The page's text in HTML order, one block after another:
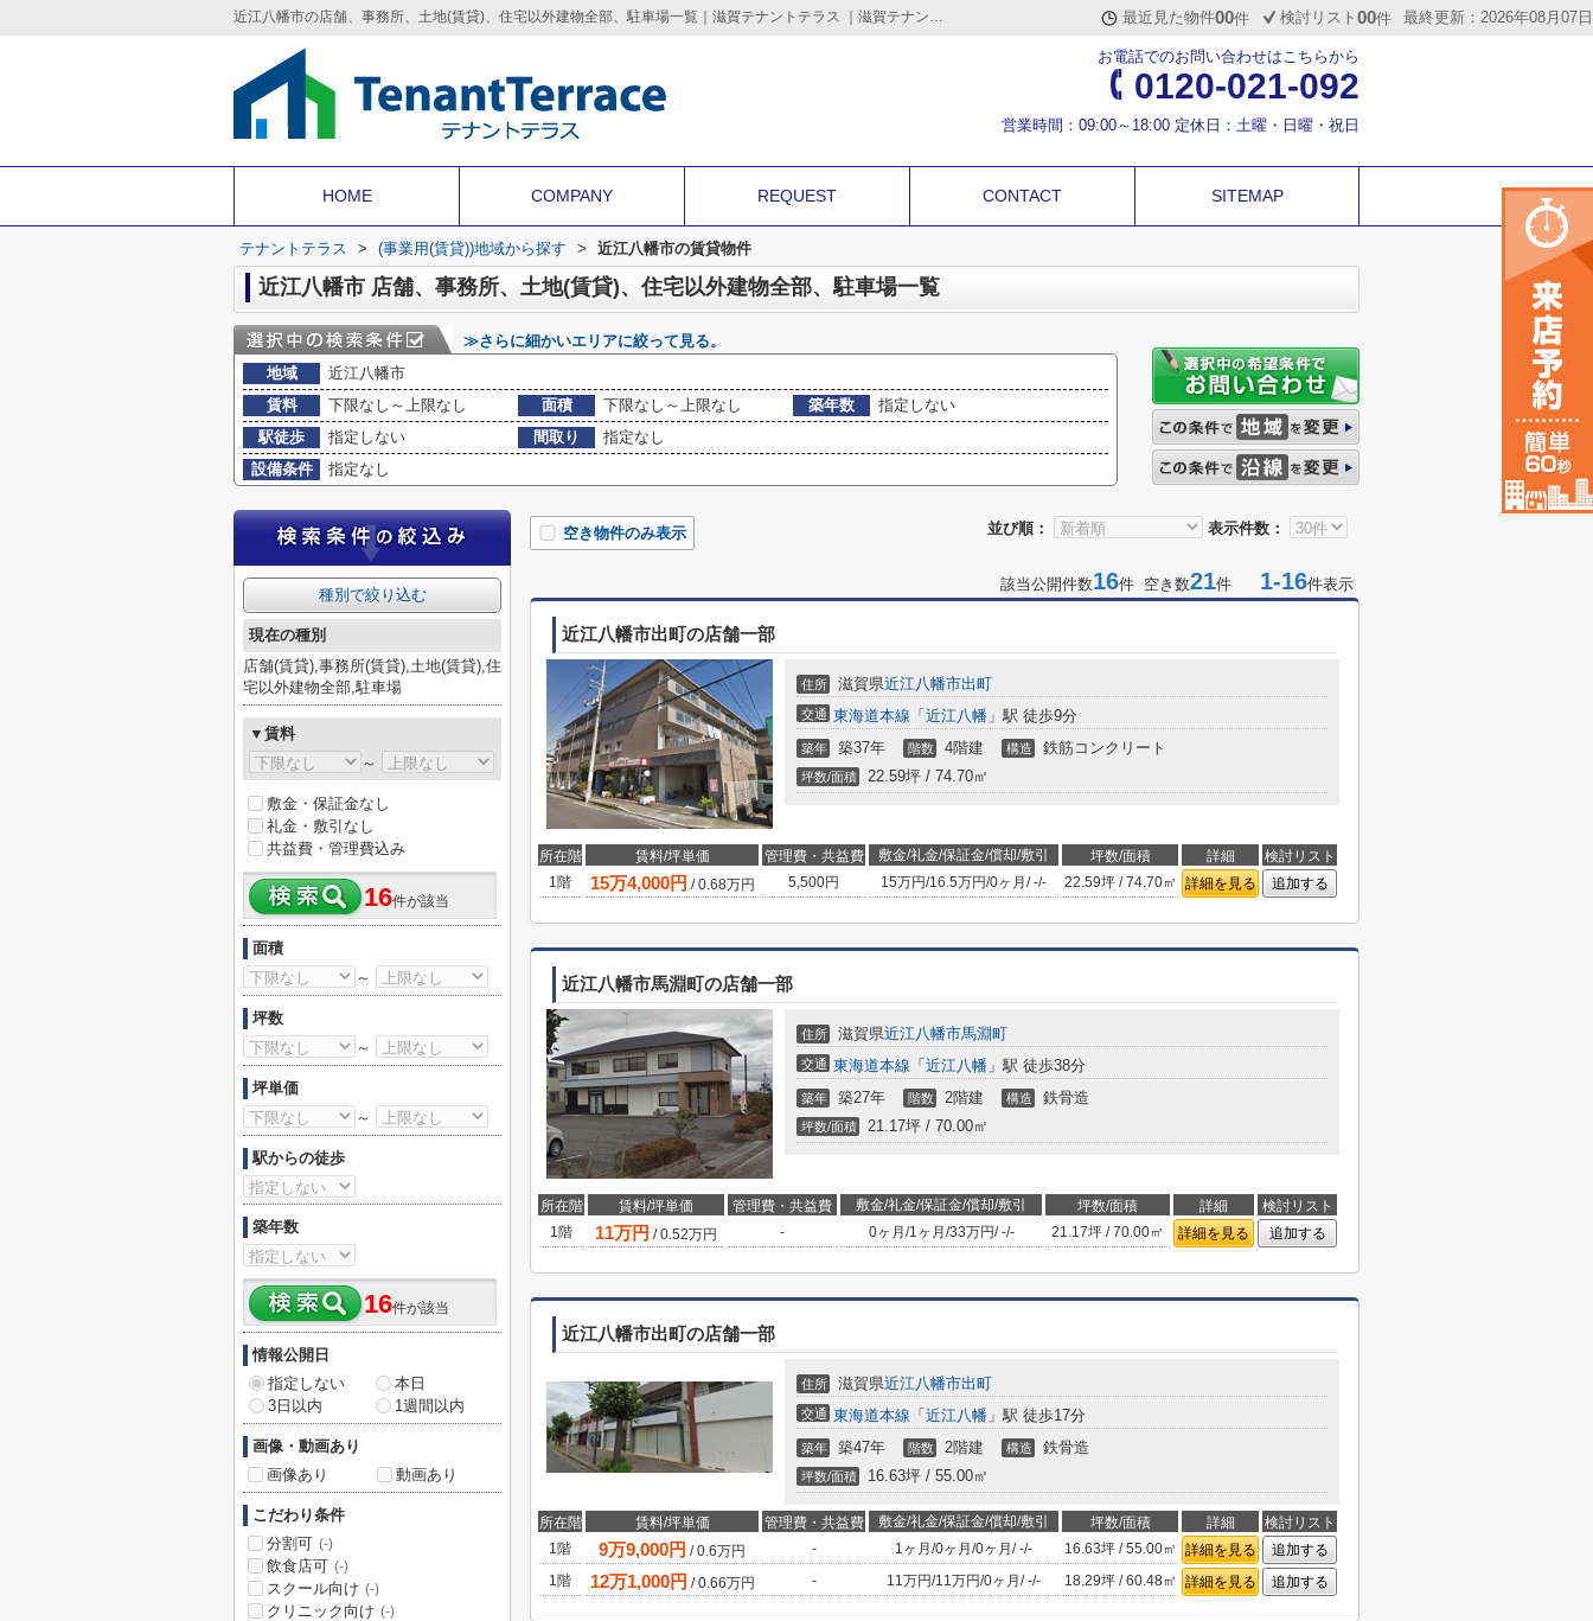
近江八幡市の店舗、事務所、土地(賃貸)、住宅以外建物全部、駐車場一覧｜滋賀テナントテラス ｜滋賀テナントテラス | 滋賀のテナント店舗・事務所・倉庫・借地などの事業用不動産を情報満載 最近見た物件00件 検討リスト 00件 最終更新：2026年08月07日
お電話でのお問い合わせはこちらから
0120-021-092
営業時間：09:00～18:00 定休日：土曜・日曜・祝日
HOME COMPANY REQUEST CONTACT SITEMAP
テナントテラス > (事業用(賃貸))地域から探す > 近江八幡市の賃貸物件
近江八幡市 店舗、事務所、土地(賃貸)、住宅以外建物全部、駐車場一覧
≫さらに細かいエリアに絞って見る。
地域
近江八幡市
賃料
下限なし～上限なし 面積 下限なし～上限なし 築年数
指定しない
駅徒歩
指定しない 間取り
指定なし
設備条件
指定なし
並び順： 表示件数：
空き物件のみ表示
該当公開件数16件 空き数21件 1-16件表示
近江八幡市出町の店舗一部
住所 滋賀県近江八幡市出町
交通 東海道本線 「 近江八幡 」駅 徒歩9分
築年 築37年 階数 4階建 構造 鉄筋コンクリート
坪数/面積 22.59坪 / 74.70㎡
所在階 賃料/坪単価 管理費・共益費 敷金/礼金/保証金/償却/敷引 坪数/面積 詳細
検討リスト
1階
15万4,000円 /0.68万円 5,500円 15万円/16.5万円/0ヶ月 /-/- 22.59坪 / 74.70㎡ 詳細を見る 追加する
近江八幡市馬淵町の店舗一部
住所 滋賀県近江八幡市馬淵町
交通 東海道本線 「 近江八幡 」駅 徒歩38分
築年 築27年 階数 2階建 構造 鉄骨造
坪数/面積 21.17坪 / 70.00㎡
所在階 賃料/坪単価 管理費・共益費 敷金/礼金/保証金/償却/敷引 坪数/面積 詳細
検討リスト
1階
11万円 /0.52万円 - 0ヶ月 /1ヶ月 /33万円/-/- 21.17坪 / 70.00㎡ 詳細を見る 追加する
近江八幡市出町の店舗一部
住所 滋賀県近江八幡市出町
交通 東海道本線 「 近江八幡 」駅 徒歩17分
築年 築47年 階数 2階建 構造 鉄骨造
坪数/面積 16.63坪 / 55.00㎡
所在階 賃料/坪単価 管理費・共益費 敷金/礼金/保証金/償却/敷引 坪数/面積 詳細
検討リスト
1階
9万9,000円 /0.6万円 - 1ヶ月 /0ヶ月 /0ヶ月 /-/- 16.63坪 / 55.00㎡ 詳細を見る
追加する
1階
12万1,000円 /0.66万円 - 11万円/11万円/0ヶ月 /-/- 18.29坪 / 60.48㎡ 詳細を見る 追加する
種別で絞り込む
現在の種別
店舗(賃貸),事務所(賃貸),土地(賃貸),住
宅以外建物全部,駐車場
▼賃料
～
敷金・保証金なし
礼金・敷引なし
共益費・管理費込み
16件が該当
面積
～
坪数
～
坪単価
～
駅からの徒歩
築年数
16件が該当
情報公開日
指定しない
本日
3日以内
1週間以内
画像・動画あり
画像あり
動画あり
こだわり条件
分割可 (-)
飲食店可 (-)
スクール向け (-)
クリニック向け (-)